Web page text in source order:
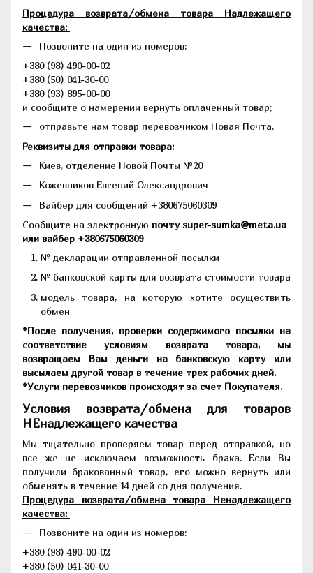
Процедура возврата/обмена товара Надлежащего
качества:
Позвоните на один из номеров:
+380 (98) 490-00-02
+380 (50) 041-30-00
+380 (93) 895-00-00
и сообщите о намерении вернуть оплаченный товар;
отправьте нам товар перевозчиком Новая Почта.
Реквизиты для отправки товара:
Киев, отделение Новой Почты №20
Кожевников Евгений Олександрович
Вайбер для сообщений +380675060309
Сообщите на электронную почту super-sumka@meta.ua
или вайбер +380675060309
№ декларации отправленной посылки
№ банковской карты для возврата стоимости товара
модель товара, на которую хотите осуществить
обмен
*После получения, проверки содержимого посылки на
соответствие условиям возврата товара, мы
возвращаем Вам деньги на банковскую карту или
высылаем другой товар в течение трех рабочих дней.
*Услуги перевозчиков происходят за счет Покупателя.
Условия возврата/обмена для товаров
НЕнадлежащего качества
Мы тщательно проверяем товар перед отправкой, но
все же не исключаем возможность брака. Если Вы
получили бракованный товар, его можно вернуть или
обменять в течение 14 дней со дня получения.
Процедура возврата/обмена товара Ненадлежащего
качества:
Позвоните на один из номеров:
+380 (98) 490-00-02
+380 (50) 041-30-00